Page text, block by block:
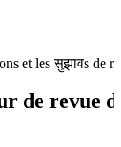
et les सुझावs
de revue